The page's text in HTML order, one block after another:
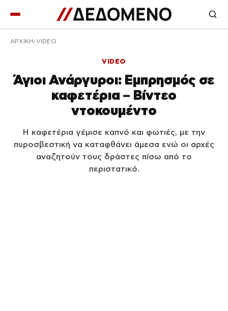
ΑΡΧΙΚΉ VIDEO
VIDEO
Άγιοι Ανάργυροι: Εμπρησμός σε
καφετέρια – Βίντεο
ντοκουμέντο
Η καφετέρια γέμισε καπνό και φωτιές, με την
πυροσβεστική να καταφθάνει άμεσα ενώ οι αρχές
αναζητούν τους δράστες πίσω από το
περιστατικό.